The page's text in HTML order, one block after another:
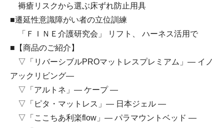
褥瘡リスクから選ぶ床ずれ防止用具
■遷延性意識障がい者の立位訓練
「ＦＩＮＥ介護研究会」 リフト、 ハーネス活用で
■【商品のご紹介】
▽「リバーシブルPROマットレスプレミアム」― イノ
アックリビング―
▽「アルトネ」― ケープ ―
▽「ピタ・マットレス」― 日本ジェル ―
▽「ここちあ利楽flow」― パラマウントベッド ―